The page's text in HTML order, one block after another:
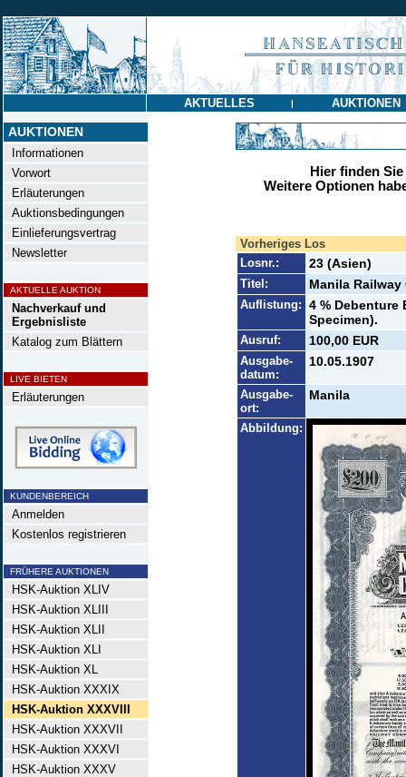
AKTUELLES | AUKTIONEN
AUKTIONEN
Informationen
Vorwort
Erläuterungen
Auktionsbedingungen
Einlieferungsvertrag
Newsletter
AKTUELLE AUKTION
Nachverkauf und
Ergebnisliste
Katalog zum Blättern
LIVE BIETEN
Erläuterungen
KUNDENBEREICH
Anmelden
Kostenlos registrieren
FRÜHERE AUKTIONEN
HSK-Auktion XLIV
HSK-Auktion XLIII
HSK-Auktion XLII
HSK-Auktion XLI
HSK-Auktion XL
HSK-Auktion XXXIX
HSK-Auktion XXXVIII
HSK-Auktion XXXVII
HSK-Auktion XXXVI
HSK-Auktion XXXV
Hier finden
Weitere Optionen
Vorheriges Los
Losnr.:
23 (Asien)
Titel: Manila Railway
Auflistung: 4 % Debenture
Specimen).
Ausruf: 100,00 EUR
Ausgabe-
datum:
10.05.1907
Ausgabe-
ort:
Manila
Abbildung: